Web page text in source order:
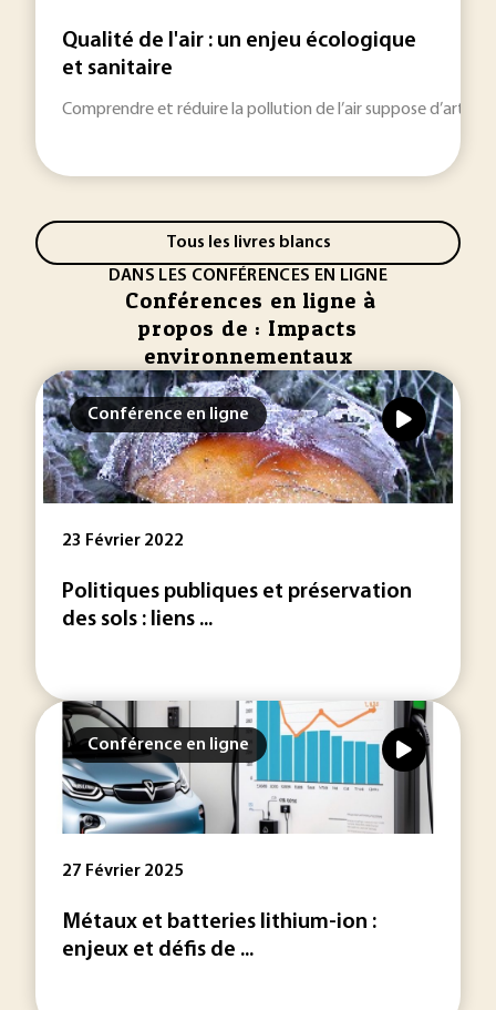
Qualité de l'air : un enjeu écologique
et sanitaire
Comprendre et réduire la pollution de l’air suppose
Tous les livres blancs
DANS LES CONFÉRENCES EN LIGNE
Conférences en ligne à
propos de : Impacts
environnementaux
Conférence en ligne
23 Février 2022
Politiques publiques et préservation
des sols : liens ...
Conférence en ligne
27 Février 2025
Métaux et batteries lithium-ion :
enjeux et défis de ...